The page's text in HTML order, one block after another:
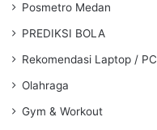
Posmetro Medan
PREDIKSI BOLA
Rekomendasi Laptop / PC
Olahraga
Gym & Workout